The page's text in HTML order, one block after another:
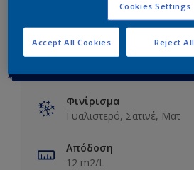
Φινίρισμα
Γυαλιστερό, Σατινέ, Ματ
Απόδοση
12 m2/L
Cookies Settings
Reject All
Accept All Cookies